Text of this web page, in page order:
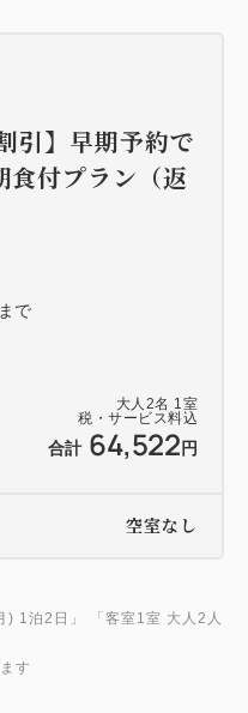
大人 2名 1 室
税・サービス料込
合計 64,522 円
引】早期予約で
食付プラン（返
で
空室なし
) 1泊2日 」 「客室1室 大人2人
す